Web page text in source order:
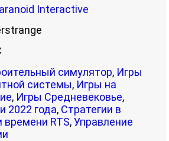
Interactive
симулятор, Игры
системы, Игры на
, Игры Средневековье,
2022 года, Стратегии в
времени RTS,Управление